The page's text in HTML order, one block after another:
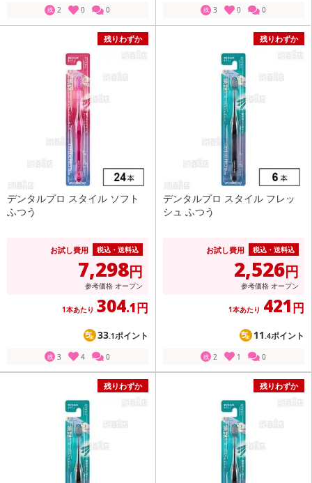
残 2 0 0 残 3 0 0
残りわずか
デンタルプロ スタイル ソフト
ふつう
お試し費用 税込・送料込
7,298円
参考価格 オープン
1本あたり 304.1円
33.1ポイント
残 3 4 0
残りわずか
デンタルプロ スタイル フレッ
シュ ふつう
お試し費用 税込・送料込
2,526円
参考価格 オープン
1本あたり 421円
11.4ポイント
残 2 1 0
残りわずか 残りわずか